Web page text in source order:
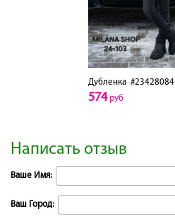
Дубленка#23428084
574руб
Написать отзыв
Ваше Имя:
Ваш Город: